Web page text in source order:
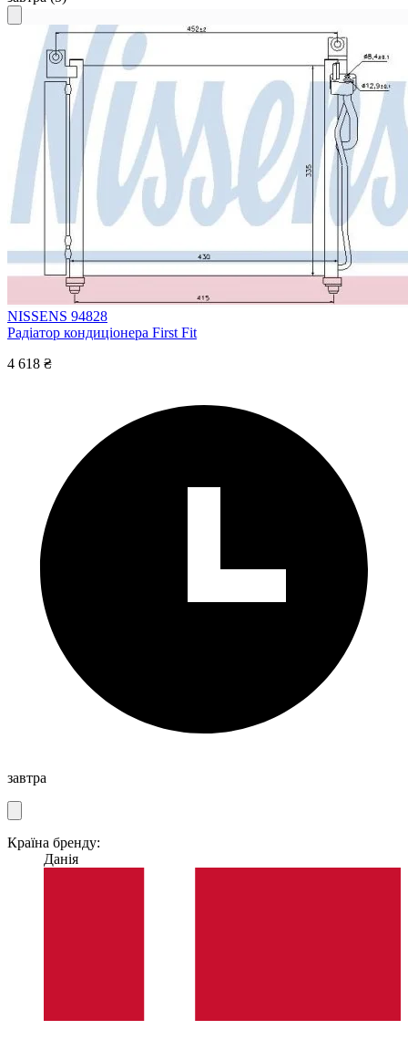
NISSENS 94828
Радіатор кондиціонера First Fit
4 618 ₴
завтра
Країна бренду:
Данія